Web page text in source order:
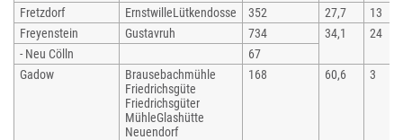
Fretzdorf ErnstwilleLütkendosse 352 27,7
13
Freyenstein
Gustavruh 734 34,1
24
- Neu Cölln
67
Gadow
Brausebachmühle
Friedrichsgüte
Friedrichsgüter
MühleGlashütte
Neuendorf
168 60,6 3